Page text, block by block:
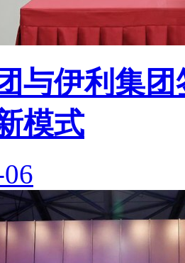
与伊利集
模式